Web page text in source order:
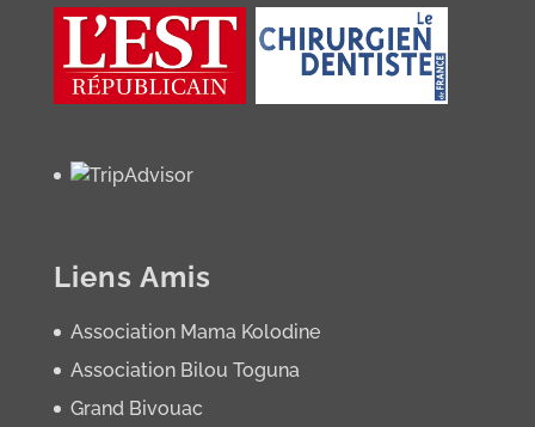
Liens Amis
Association Mama Kolodine
Association Bilou Toguna
Grand Bivouac